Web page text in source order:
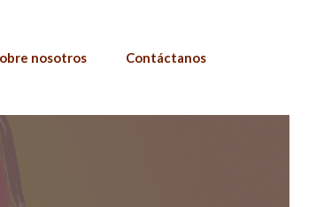
nosotros Contáctanos